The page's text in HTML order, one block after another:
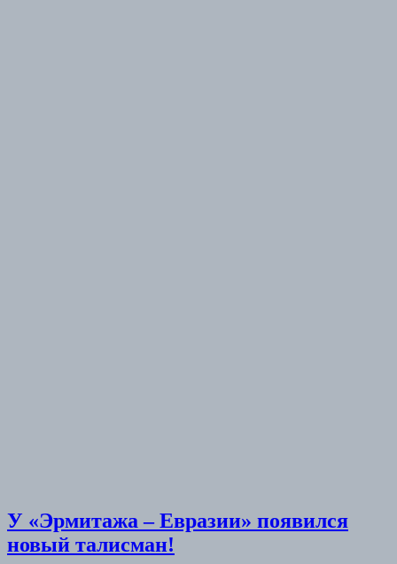
У «Эрмитажа – Евразии» появился
новый талисман!